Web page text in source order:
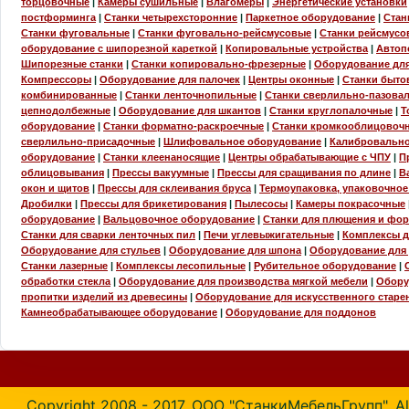
постформинга | Станки четырехсторонние | Паркетное оборудование |
Станки фуговальные | Станки фуговально-рейсмусовые | Станки
оборудование с шипорезной кареткой | Копировальные устройства |
Шипорезные станки | Станки копировально-фрезерные | Оборудование для
Компрессоры | Оборудование для палочек | Центры оконные | Станки
комбинированные | Станки ленточнопильные | Станки сверлильно-
цепнодолбежные | Оборудование для шкантов | Станки круглопалочные |
оборудование | Станки форматно-раскроечные | Станки
сверлильно-присадочные | Шлифовальное оборудование |
оборудование | Станки клеенаносящие | Центры обрабатывающие с ЧПУ |
облицовывания | Прессы вакуумные | Прессы для сращивания по длине |
окон и щитов | Прессы для склеивания бруса | Термоупаковка,
Дробилки | Прессы для брикетирования | Пылесосы | Камеры покрасочные
оборудование | Вальцовочное оборудование | Станки для плющения и
Станки для сварки ленточных пил | Печи углевыжигательные | Комплексы
Оборудование для стульев | Оборудование для шпона | Оборудование для
Станки лазерные | Комплексы лесопильные | Рубительное оборудование |
обработки стекла | Оборудование для производства мягкой мебели |
пропитки изделий из древесины | Оборудование для искусственного
Камнеобрабатывающее оборудование | Оборудование для поддонов
Copyright 2008 - 2017. ООО "СтанкиМебельГрупп".